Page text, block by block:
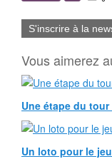
S'inscrire à la
Vous aimerez
Une étape du
Un loto pour le